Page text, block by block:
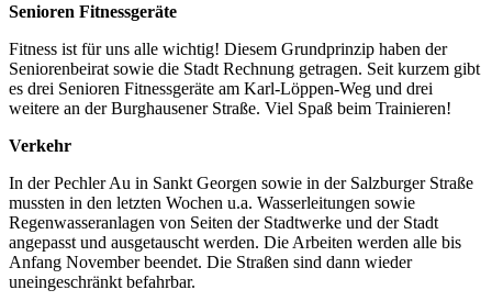
Senioren Fitnessgeräte
Fitness ist für uns alle wichtig! Diesem Grundprinzip haben der
Seniorenbeirat sowie die Stadt Rechnung getragen. Seit kurzem gibt
es drei Senioren Fitnessgeräte am Karl-Löppen-Weg und drei
weitere an der Burghausener Straße. Viel Spaß beim Trainieren!
Verkehr
In der Pechler Au in Sankt Georgen sowie in der Salzburger Straße
mussten in den letzten Wochen u.a. Wasserleitungen sowie
Regenwasseranlagen von Seiten der Stadtwerke und der Stadt
angepasst und ausgetauscht werden. Die Arbeiten werden alle bis
Anfang November beendet. Die Straßen sind dann wieder
uneingeschränkt befahrbar.